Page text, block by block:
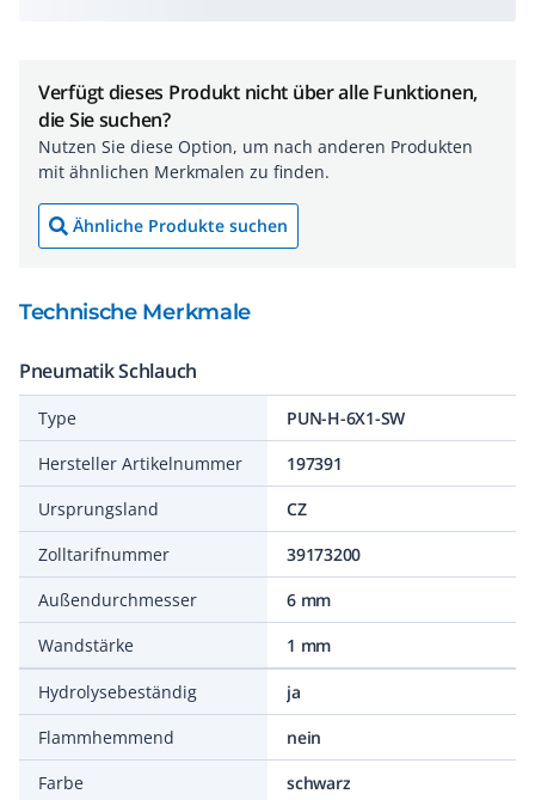
Verfügt dieses Produkt nicht über alle Funktionen,
die Sie suchen?
Nutzen Sie diese Option, um nach anderen Produkten
mit ähnlichen Merkmalen zu finden.
Ähnliche Produkte suchen
Technische Merkmale
Pneumatik Schlauch
Type
PUN-H-6X1-SW
Hersteller Artikelnummer
197391
Ursprungsland
CZ
Zolltarifnummer
39173200
Außendurchmesser
6 mm
Wandstärke
1 mm
Hydrolysebeständig
ja
Flammhemmend
nein
Farbe
schwarz